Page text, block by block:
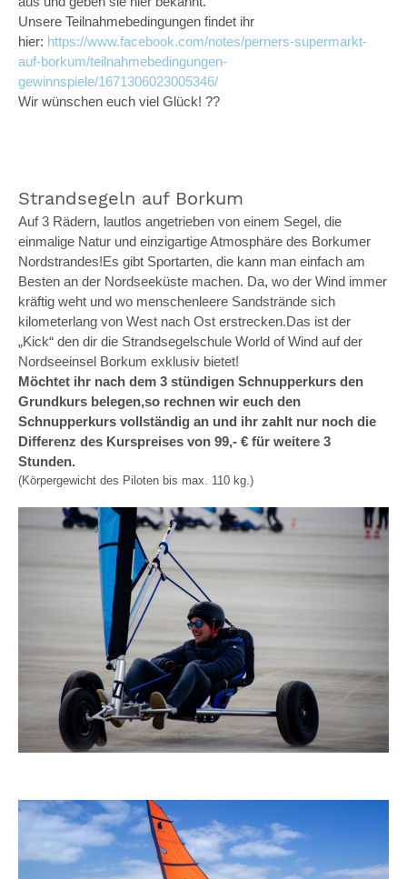
Unsere Teilnahmebedingungen findet ihr
hier: https://www.facebook.com/notes/perners-supermarkt-
auf-borkum/teilnahmebedingungen-
gewinnspiele/1671306023005346/
Wir wünschen euch viel Glück! ??
Strandsegeln auf Borkum
Auf 3 Rädern, lautlos angetrieben von einem Segel, die
einmalige Natur und einzigartige Atmosphäre des Borkumer
Nordstrandes!Es gibt Sportarten, die kann man einfach am
Besten an der Nordseeküste machen. Da, wo der Wind immer
kräftig weht und wo menschenleere Sandstrände sich
kilometerlang von West nach Ost erstrecken.Das ist der
„Kick“ den dir die Strandsegelschule World of Wind auf der
Nordseeinsel Borkum exklusiv bietet!
Möchtet ihr nach dem 3 stündigen Schnupperkurs den
Grundkurs belegen,so rechnen wir euch den
Schnupperkurs vollständig an und ihr zahlt nur noch die
Differenz des Kurspreises von 99,- € für weitere 3
Stunden.
(Körpergewicht des Piloten bis max. 110 kg.)